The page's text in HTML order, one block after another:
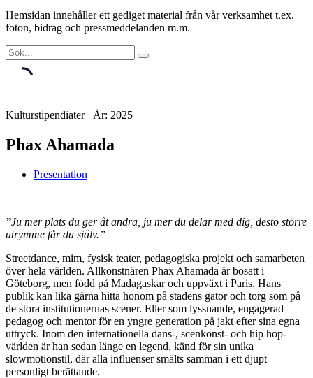
Hemsidan innehåller ett gediget material från vår verksamhet t.ex.
foton, bidrag och pressmeddelanden m.m.
Kulturstipendiater År: 2025
Phax Ahamada
Presentation
”Ju mer plats du ger åt andra, ju mer du delar med dig, desto större
utrymme får du själv.”
Streetdance, mim, fysisk teater, pedagogiska projekt och samarbeten
över hela världen. Allkonstnären Phax Ahamada är bosatt i
Göteborg, men född på Madagaskar och uppväxt i Paris. Hans
publik kan lika gärna hitta honom på stadens gator och torg som på
de stora institutionernas scener. Eller som lyssnande, engagerad
pedagog och mentor för en yngre generation på jakt efter sina egna
uttryck. Inom den internationella dans-, scenkonst- och hip hop-
världen är han sedan länge en legend, känd för sin unika
slowmotionstil, där alla influenser smälts samman i ett djupt
personligt berättande.